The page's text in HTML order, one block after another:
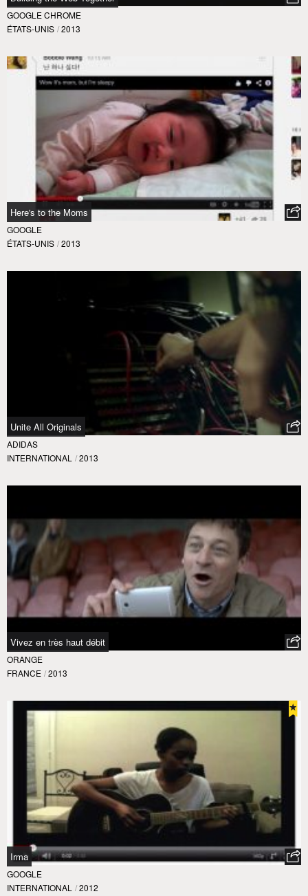
GOOGLE CHROME
ÉTATS-UNIS / 2013
Here's to the Moms
GOOGLE
ÉTATS-UNIS / 2013
Unite All Originals
ADIDAS
INTERNATIONAL / 2013
Vivez en très haut débit
ORANGE
FRANCE / 2013
Irma
GOOGLE
INTERNATIONAL / 2012